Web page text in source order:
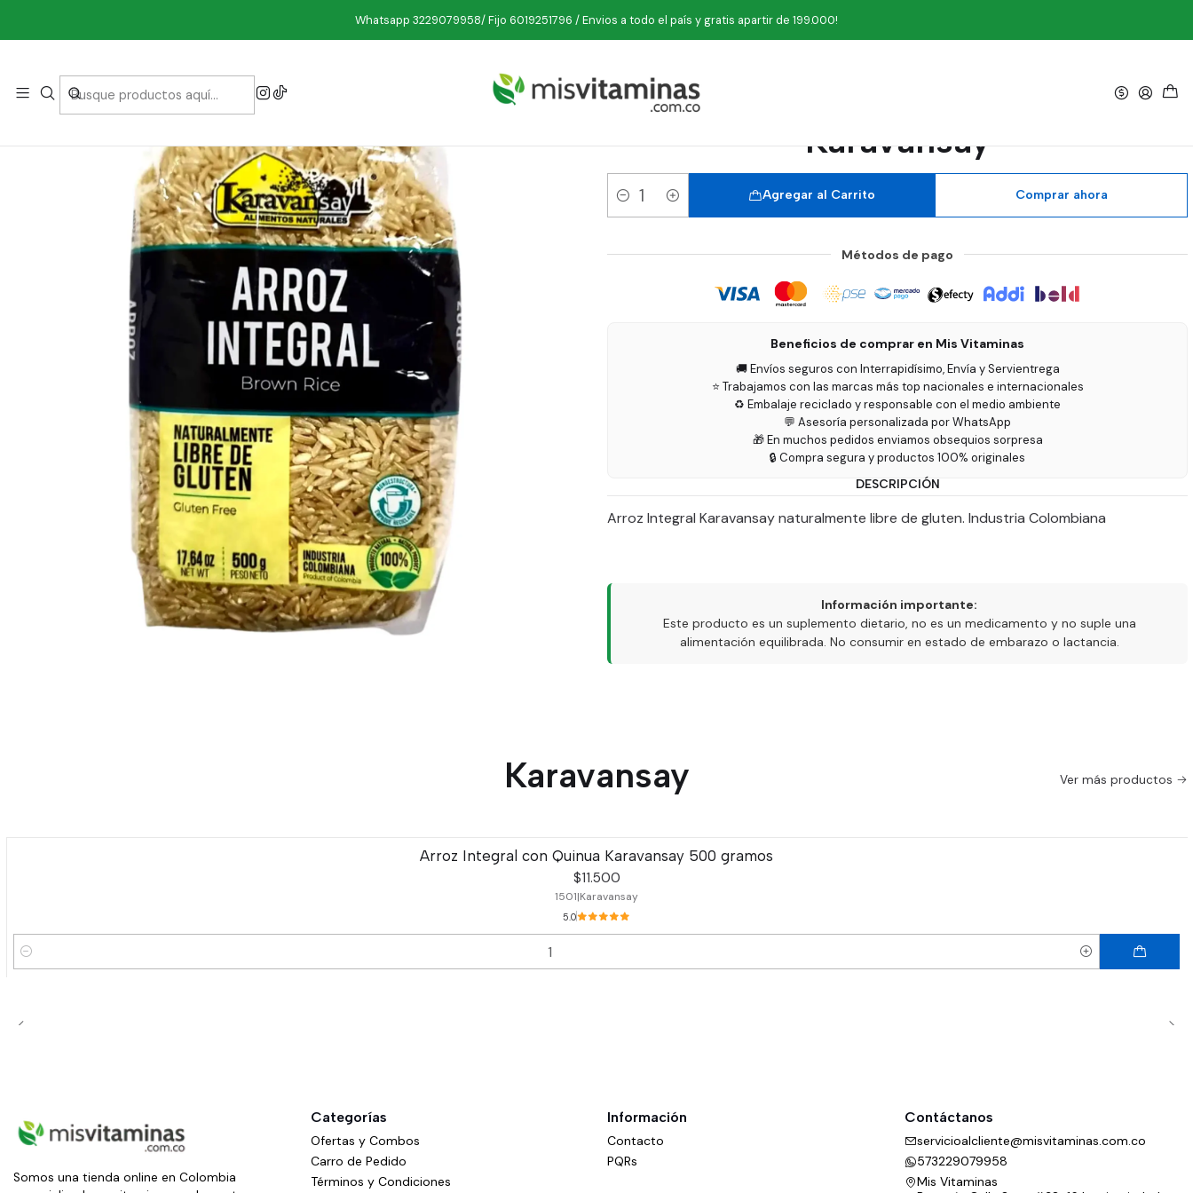
Whatsapp 3229079958/ Fijo 6019251796 / Envios a todo el país y gratis apartir de 199.000!
Inicio Marcas Karavansay Arroz Integral 500 gramos Karavansay
Arroz Integral 500 gramos
Karavansay
Cantidad
Agregar al Carrito Comprar ahora
Métodos de pago
Beneficios de comprar en Mis Vitaminas
🚚 Envíos seguros con Interrapidísimo, Envía y Servientrega
⭐ Trabajamos con las marcas más top nacionales e internacionales
♻️ Embalaje reciclado y responsable con el medio ambiente
💬 Asesoría personalizada por WhatsApp
🎁 En muchos pedidos enviamos obsequios sorpresa
🔒 Compra segura y productos 100% originales
DESCRIPCIÓN
Arroz Integral Karavansay naturalmente libre de gluten. Industria Colombiana
Información importante:
Este producto es un suplemento dietario, no es un medicamento y no suple una
alimentación equilibrada. No consumir en estado de embarazo o lactancia.
Karavansay Ver más productos
Arroz Integral con Quinua Karavansay 500 gramos
$11.500
1501|Karavansay
5.0
Cantidad
Somos una tienda online en Colombia
Categorías
Ofertas y Combos
Carro de Pedido
Términos y Condiciones
Información
Contacto
PQRs
Contáctanos
servicioalcliente@misvitaminas.com.co
573229079958
Mis Vitaminas